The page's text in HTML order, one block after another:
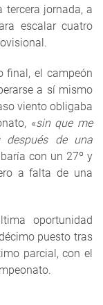
tercera jornada, a
escalar cuatro
final, el campeón
a sí mismo
viento obligaba
«sin que me
después de una
con un 27º y
a falta de una
oportunidad
puesto tras
parcial, con el